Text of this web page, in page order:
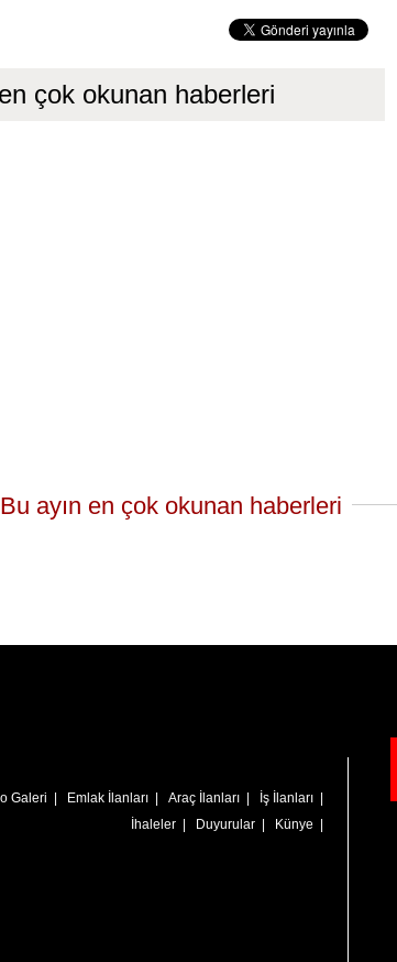
çok okunan haberleri
Bu ayın en çok okunan haberleri
Galeri Emlak İlanları Araç İlanları İş İlanları
İhaleler
Duyurular Künye